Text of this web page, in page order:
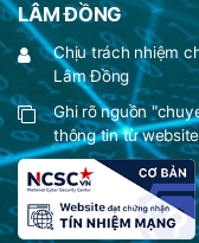
LÂM ĐỒNG
Chịu trách nhiệm
Lâm Đồng
Ghi rõ nguồn
thông tin từ